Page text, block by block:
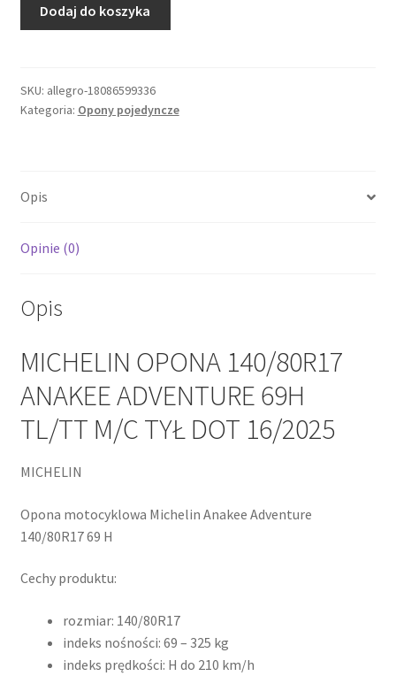
MICHELIN
ANAKEE
ADVENTURE
TYŁ
16/2025
Dodaj do koszyka
SKU: allegro-18086599336
Kategoria: Opony pojedyncze
Opis
Opinie (0)
Opis
MICHELIN OPONA 140/80R17
ANAKEE ADVENTURE 69H
TL/TT M/C TYŁ DOT 16/2025
MICHELIN
Opona motocyklowa Michelin Anakee Adventure
140/80R17 69 H
Cechy produktu:
rozmiar: 140/80R17
indeks nośności: 69 – 325 kg
indeks prędkości: H do 210 km/h